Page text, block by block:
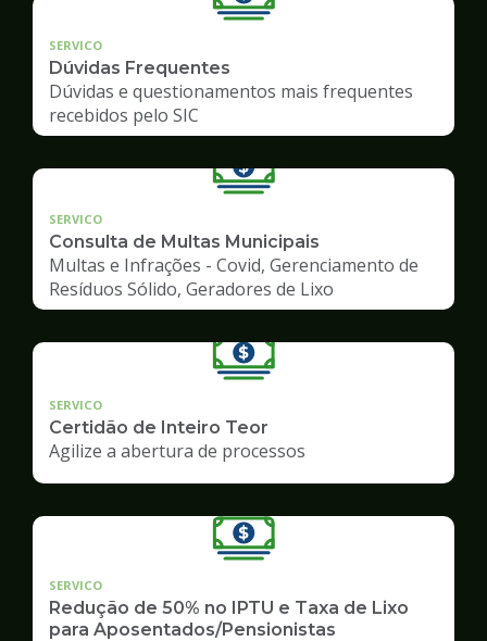
SERVICO
Dúvidas Frequentes
Dúvidas e questionamentos mais frequentes
recebidos pelo SIC
SERVICO
Consulta de Multas Municipais
Multas e Infrações - Covid, Gerenciamento de
Resíduos Sólido, Geradores de Lixo
SERVICO
Certidão de Inteiro Teor
Agilize a abertura de processos
SERVICO
Redução de 50% no IPTU e Taxa de Lixo
para Aposentados/Pensionistas